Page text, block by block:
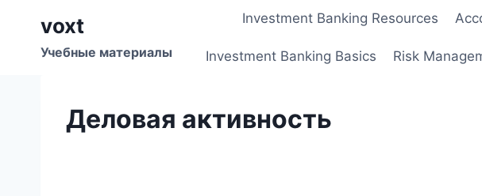
содержимому
voxt
Учебные материалы
Investment Banking Resources
Investment Banking Basics Risk
Деловая активность